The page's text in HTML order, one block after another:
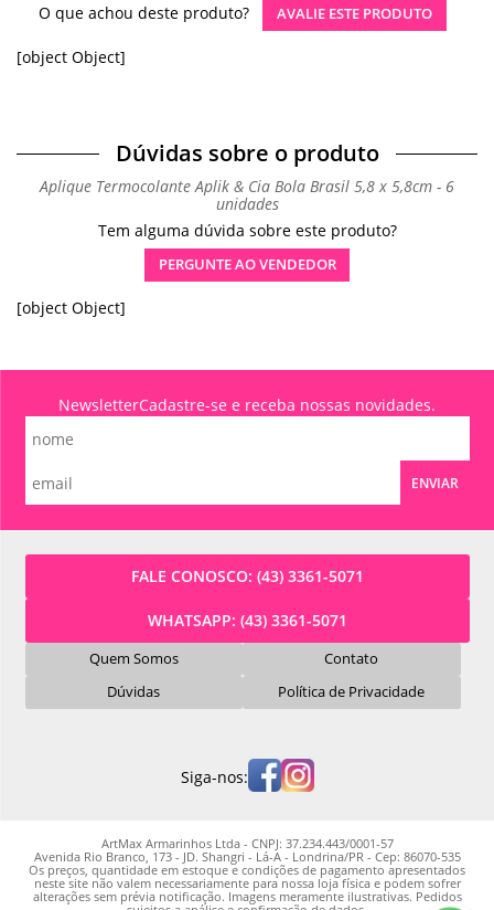
O que achou deste produto?
AVALIE ESTE PRODUTO
[object Object]
Dúvidas sobre o produto
Aplique Termocolante Aplik & Cia Bola Brasil 5,8 x 5,8cm - 6
unidades
Tem alguma dúvida sobre este produto?
PERGUNTE AO VENDEDOR
[object Object]
NewsletterCadastre-se e receba nossas novidades.
ENVIAR
FALE CONOSCO: (43) 3361-5071
WHATSAPP: (43) 3361-5071
Quem Somos
Contato
Dúvidas
Política de Privacidade
Siga-nos:
ArtMax Armarinhos Ltda - CNPJ: 37.234.443/0001-57
Avenida Rio Branco, 173 - JD. Shangri - Lá-A - Londrina/PR - Cep: 86070-535
Os preços, quantidade em estoque e condições de pagamento apresentados
neste site não valem necessariamente para nossa loja física e podem sofrer
alterações sem prévia notificação. Imagens meramente ilustrativas. Pedidos